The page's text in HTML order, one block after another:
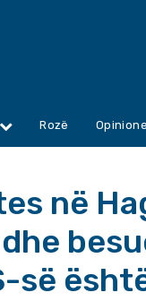
Rozë Opinione
në
së